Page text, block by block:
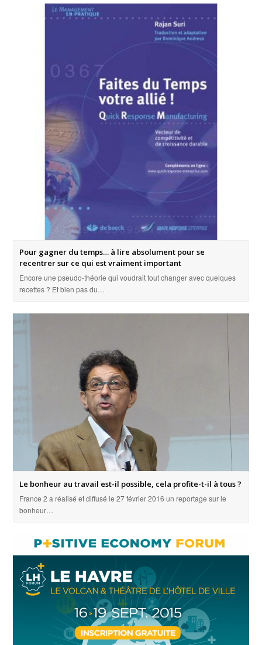
Pour gagner du temps… à lire absolument pour se
recentrer sur ce qui est vraiment important
Encore une pseudo-théorie qui voudrait tout changer avec quelques
recettes ? Et bien pas du…
Le bonheur au travail est-il possible, cela profite-t-il à tous ?
France 2 a réalisé et diffusé le 27 février 2016 un reportage sur le
bonheur…